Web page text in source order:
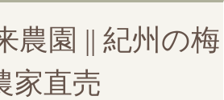
農園 || 紀州の梅
家直売